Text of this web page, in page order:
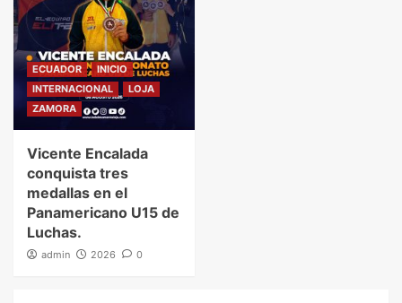
ECUADOR
INICIO
INTERNACIONAL
LOJA
ZAMORA
Vicente Encalada
conquista tres
medallas en el
Panamericano U15 de
Luchas.
admin 2026 0